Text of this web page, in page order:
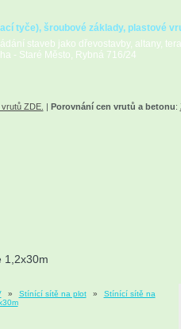
tyče), šroubové základy, plastové
staveb jako dřevostavby, altany,
- Staré Město, Rybná 716/24
ZDE. | Porovnání cen vrutů a betonu:
1,2x30m
» Stínící sítě na plot »
Stínící sítě na